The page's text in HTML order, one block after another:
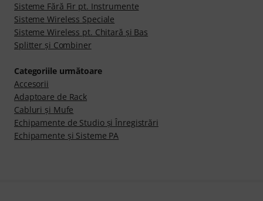
Sisteme Fără Fir pt. Instrumente
Sisteme Wireless Speciale
Sisteme Wireless pt. Chitară şi Bas
Splitter și Combiner
Categoriile următoare
Accesorii
Adaptoare de Rack
Cabluri şi Mufe
Echipamente de Studio şi Înregistrări
Echipamente şi Sisteme PA